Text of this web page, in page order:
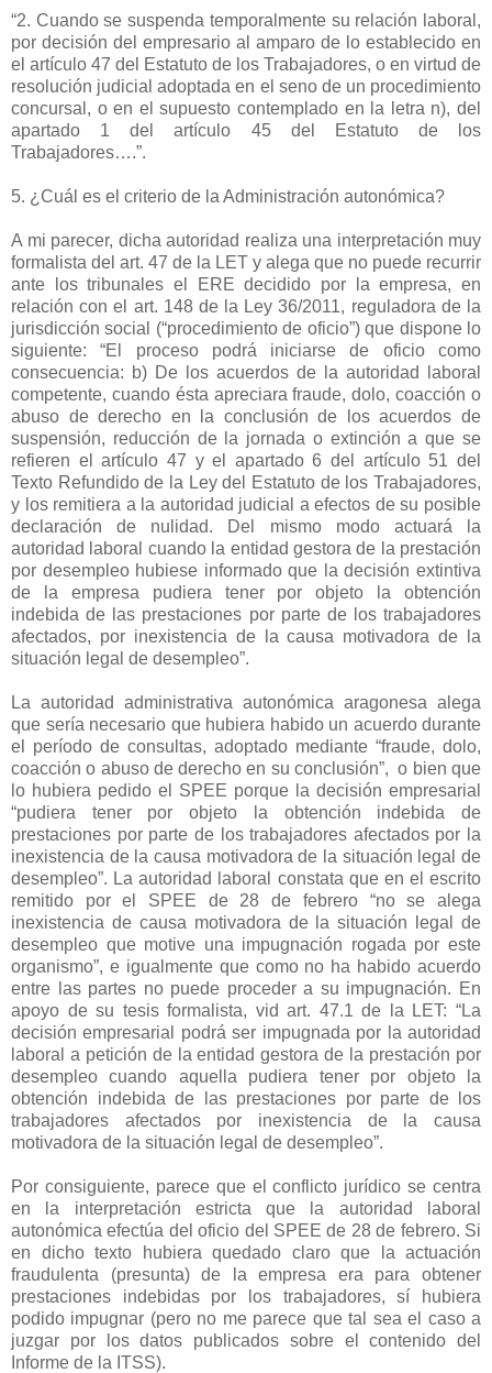
“2. Cuando se suspenda temporalmente su relación laboral,
por decisión del empresario al amparo de lo establecido en
el artículo 47 del Estatuto de los Trabajadores, o en virtud de
resolución judicial adoptada en el seno de un procedimiento
concursal, o en el supuesto contemplado en la letra n), del
apartado 1 del artículo 45 del Estatuto de los
Trabajadores….”.
5. ¿Cuál es el criterio de la Administración autonómica?
A mi parecer, dicha autoridad realiza una interpretación muy
formalista del art. 47 de la LET y alega que no puede recurrir
ante los tribunales el ERE decidido por la empresa, en
relación con el art. 148 de la Ley 36/2011, reguladora de la
jurisdicción social (“procedimiento de oficio”) que dispone lo
siguiente: “El proceso podrá iniciarse de oficio como
consecuencia: b) De los acuerdos de la autoridad laboral
competente, cuando ésta apreciara fraude, dolo, coacción o
abuso de derecho en la conclusión de los acuerdos de
suspensión, reducción de la jornada o extinción a que se
refieren el artículo 47 y el apartado 6 del artículo 51 del
Texto Refundido de la Ley del Estatuto de los Trabajadores,
y los remitiera a la autoridad judicial a efectos de su posible
declaración de nulidad. Del mismo modo actuará la
autoridad laboral cuando la entidad gestora de la prestación
por desempleo hubiese informado que la decisión extintiva
de la empresa pudiera tener por objeto la obtención
indebida de las prestaciones por parte de los trabajadores
afectados, por inexistencia de la causa motivadora de la
situación legal de desempleo”.
La autoridad administrativa autonómica aragonesa alega
que sería necesario que hubiera habido un acuerdo durante
el período de consultas, adoptado mediante “fraude, dolo,
coacción o abuso de derecho en su conclusión”, o bien que
lo hubiera pedido el SPEE porque la decisión empresarial
“pudiera tener por objeto la obtención indebida de
prestaciones por parte de los trabajadores afectados por la
inexistencia de la causa motivadora de la situación legal de
desempleo”. La autoridad laboral constata que en el escrito
remitido por el SPEE de 28 de febrero “no se alega
inexistencia de causa motivadora de la situación legal de
desempleo que motive una impugnación rogada por este
organismo”, e igualmente que como no ha habido acuerdo
entre las partes no puede proceder a su impugnación. En
apoyo de su tesis formalista, vid art. 47.1 de la LET: “La
decisión empresarial podrá ser impugnada por la autoridad
laboral a petición de la entidad gestora de la prestación por
desempleo cuando aquella pudiera tener por objeto la
obtención indebida de las prestaciones por parte de los
trabajadores afectados por inexistencia de la causa
motivadora de la situación legal de desempleo”.
Por consiguiente, parece que el conflicto jurídico se centra
en la interpretación estricta que la autoridad laboral
autonómica efectúa del oficio del SPEE de 28 de febrero. Si
en dicho texto hubiera quedado claro que la actuación
fraudulenta (presunta) de la empresa era para obtener
prestaciones indebidas por los trabajadores, sí hubiera
podido impugnar (pero no me parece que tal sea el caso a
juzgar por los datos publicados sobre el contenido del
Informe de la ITSS).